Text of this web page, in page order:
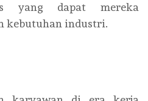
yang dapat mereka
kebutuhan industri.